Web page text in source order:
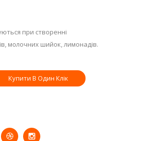
при створенні
молочних шийок, лимонадів.
Купити В Один Клік